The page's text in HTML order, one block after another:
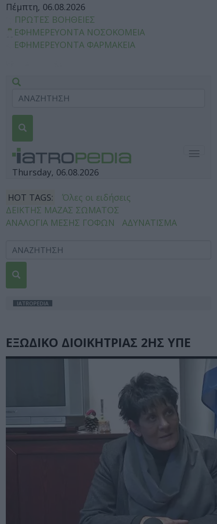
Πέμπτη, 06.08.2026
ΠΡΩΤΕΣ ΒΟΗΘΕΙΕΣ
ΕΦΗΜΕΡΕΥΟΝΤΑ ΝΟΣΟΚΟΜΕΙΑ
ΕΦΗΜΕΡΕΥΟΝΤΑ ΦΑΡΜΑΚΕΙΑ
Thursday, 06.08.2026
HOT TAGS:
Όλες οι ειδήσεις
ΔΕΙΚΤΗΣ ΜΑΖΑΣ ΣΩΜΑΤΟΣ
ΑΝΑΛΟΓΙΑ ΜΕΣΗΣ ΓΟΦΩΝ
ΑΔΥΝΑΤΙΣΜΑ
IATROPEDIA
ΕΞΩΔΙΚΟ ΔΙΟΙΚΗΤΡΙΑΣ 2ΗΣ ΥΠΕ